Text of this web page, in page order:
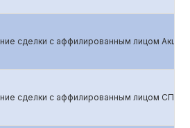
сделки с аффилированным лицом
сделки с аффилированным лицом СП